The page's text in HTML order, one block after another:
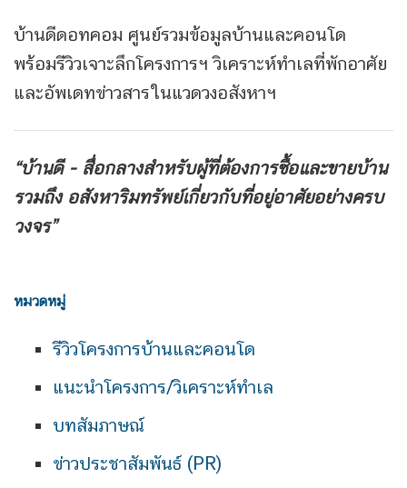
บ้านดีดอทคอม ศูนย์รวมข้อมูลบ้านและคอนโด
พร้อมรีวิวเจาะลึกโครงการฯ วิเคราะห์ทำเลที่พักอาศัย
และอัพเดทข่าวสารในแวดวงอสังหาฯ
“บ้านดี - สื่อกลางสำหรับผู้ที่ต้องการซื้อและขายบ้าน
รวมถึง อสังหาริมทรัพย์เกี่ยวกับที่อยู่อาศัยอย่างครบ
วงจร”
หมวดหมู่
รีวิวโครงการบ้านและคอนโด
แนะนำโครงการ/วิเคราะห์ทำเล
บทสัมภาษณ์
ข่าวประชาสัมพันธ์ (PR)